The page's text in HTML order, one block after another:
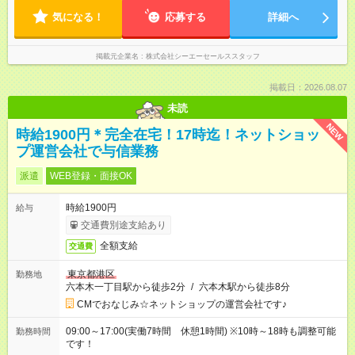
気になる！ 応募する 詳細へ
掲載元企業名 株式会社シーエーセールススタッフ
掲載日：2026.08.07
未読
NEW
時給1900円＊完全在宅！17時迄！ネットショッ
プ運営会社で与信業務
派遣 WEB登録・面接OK
給与
時給1900円
交通費別途支給あり
交通費 全額支給
勤務地
東京都港区
六本木一丁目駅から徒歩2分 / 六本木駅から徒歩8分
CMでおなじみ☆ネットショップの運営会社です♪
勤務時間
09:00～17:00(実働7時間 休憩1時間) ※10時～18時も調整可能
です！